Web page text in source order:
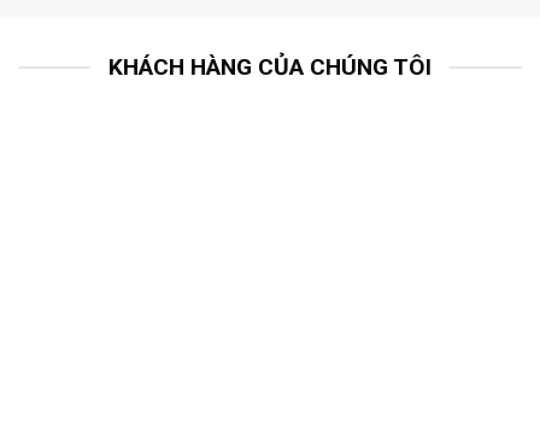
KHÁCH HÀNG CỦA CHÚNG TÔI